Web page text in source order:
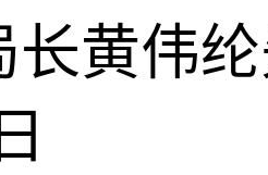
黄伟